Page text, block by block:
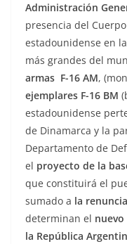
Administración
presencia del
estadounidense en
más grandes del
armas F-16 AM,
ejemplares F-16 BM
estadounidense
de Dinamarca y la
Departamento de
el proyecto de la
que constituirá el
sumado a la
determinan el
la República